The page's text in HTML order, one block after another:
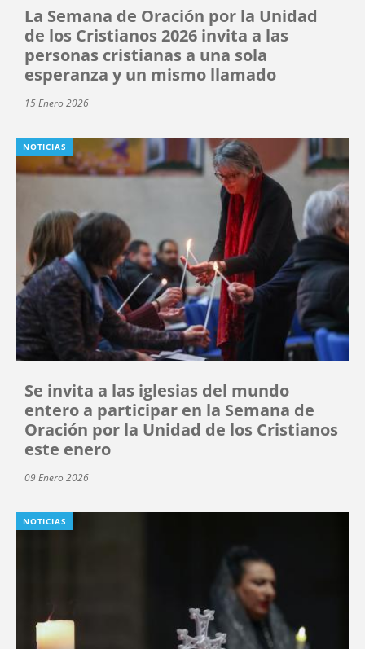
La Semana de Oración por la Unidad
de los Cristianos 2026 invita a las
personas cristianas a una sola
esperanza y un mismo llamado
15 Enero 2026
NOTICIAS
Se invita a las iglesias del mundo
entero a participar en la Semana de
Oración por la Unidad de los Cristianos
este enero
09 Enero 2026
NOTICIAS